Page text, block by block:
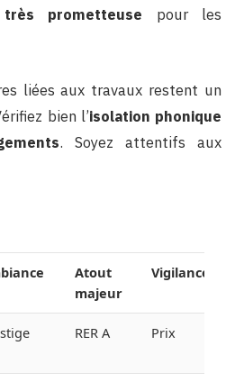
prometteuse pour les
liées aux travaux restent un
bien l’isolation phonique
. Soyez attentifs aux
Atout
majeur
Vigilance
RER A Prix